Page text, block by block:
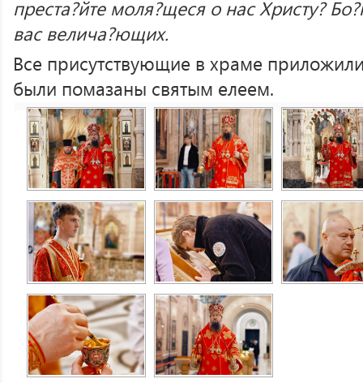
преста?йте моля?щеся о нас Христу?
вас велича?ющих.
Все присутствующие в храме
были помазаны святым елеем.